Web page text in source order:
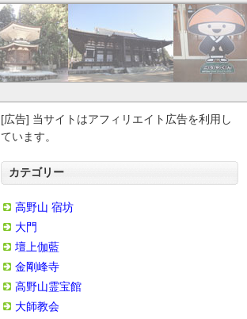
[広告] 当サイトはアフィリエイト広告を利用し
ています。
カテゴリー
高野山 宿坊
大門
壇上伽藍
金剛峰寺
高野山霊宝館
大師教会